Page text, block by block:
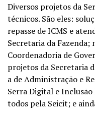
Diversos projetos da
técnicos. São eles:
repasse de ICMS e
Secretaria da Fazenda;
Coordenadoria de
projetos da Secretaria
a de Administração e
Serra Digital e
todos pela Seicit; e